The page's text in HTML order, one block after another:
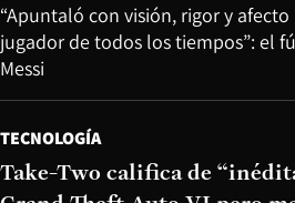
“Apuntaló con visión, rigor y
jugador de todos los tiempos”: el
Messi
TECNOLOGÍA
Take-Two califica de